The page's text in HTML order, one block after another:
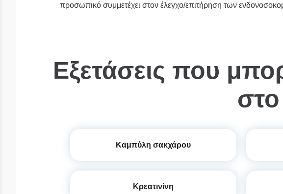
προσωπικό συμμετέχει στον έλεγχο/επιτήρηση των
Εξετάσεις που
Καμπύλη σακχάρου
Κρεατινίνη